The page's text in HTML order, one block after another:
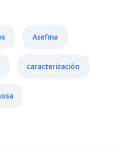
Asefma
caracterización